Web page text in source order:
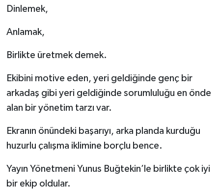
Dinlemek,
Anlamak,
Birlikte üretmek demek.
Ekibini motive eden, yeri geldiğinde genç bir
arkadaş gibi yeri geldiğinde sorumluluğu en önde
alan bir yönetim tarzı var.
Ekranın önündeki başarıyı, arka planda kurduğu
huzurlu çalışma iklimine borçlu bence.
Yayın Yönetmeni Yunus Buğtekin’le birlikte çok iyi
bir ekip oldular.